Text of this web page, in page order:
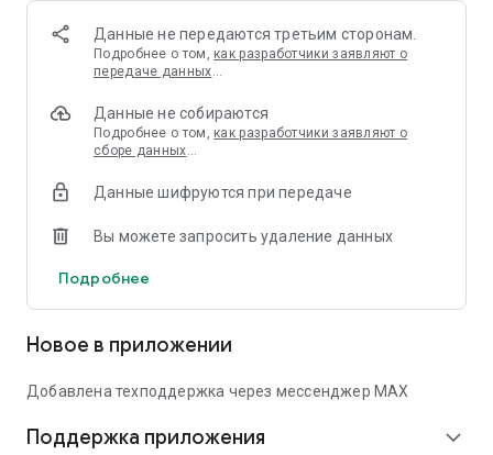
Данные не передаются третьим сторонам.
Подробнее о том, как разработчики заявляют о
передаче данных…
Данные не собираются
Подробнее о том, как разработчики заявляют о
сборе данных…
Данные шифруются при передаче
Вы можете запросить удаление данных
Подробнее
Новое в приложении
Добавлена техподдержка через мессенджер MAX
Поддержка приложения expand_more